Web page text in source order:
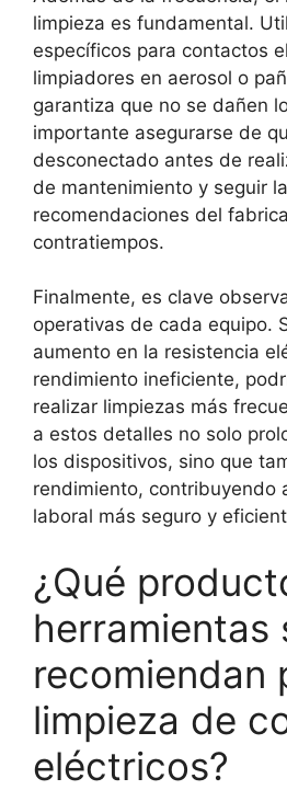
limpieza es fundamental.
específicos para contactos
limpiadores en aerosol o
garantiza que no se dañen
importante asegurarse de
desconectado antes de
de mantenimiento y seguir
recomendaciones del
contratiempos.
Finalmente, es clave
operativas de cada equipo.
aumento en la resistencia
rendimiento ineficiente,
realizar limpiezas más
a estos detalles no solo
los dispositivos, sino que
rendimiento, contribuyendo
laboral más seguro y
¿Qué
herramientas
recomiendan
limpieza de
eléctricos?